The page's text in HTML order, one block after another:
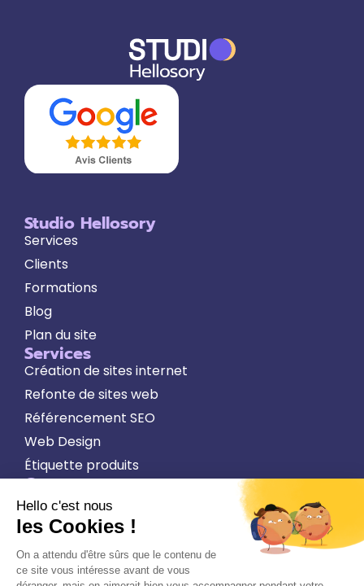
Studio Hellosory
Services
Clients
Formations
Blog
Plan du site
Services
Création de sites internet
Refonte de sites web
Référencement SEO
Web Design
Étiquette produits
Contact
07 65 83 41 09
contact@studiohellosory.com
Formulaire